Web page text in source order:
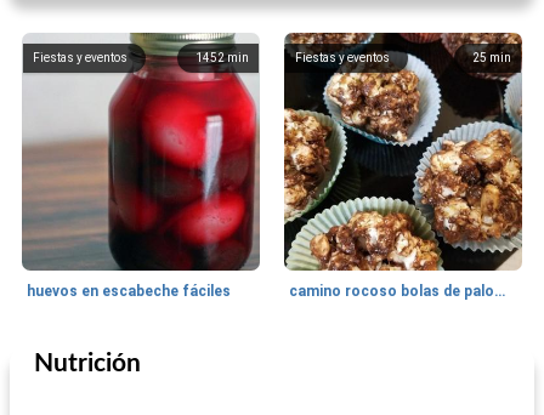
1452min
Fiestas y eventos
huevos en escabeche fáciles
25 min
Fiestas y eventos
camino rocoso bolas de palomitas de maíz
Fiestas y eventos
Nutrición